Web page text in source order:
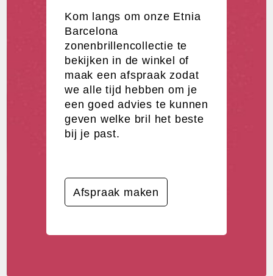
Kom langs om onze Etnia
Barcelona
zonenbrillencollectie te
bekijken in de winkel of
maak een afspraak zodat
we alle tijd hebben om je
een goed advies te kunnen
geven welke bril het beste
bij je past.
Afspraak maken